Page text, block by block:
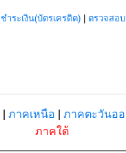
ชำระเงิน(บัตรเครดิต) ตรวจสอ
ภาคเหนือ
ภาคตะวันอ
ภาคใต้